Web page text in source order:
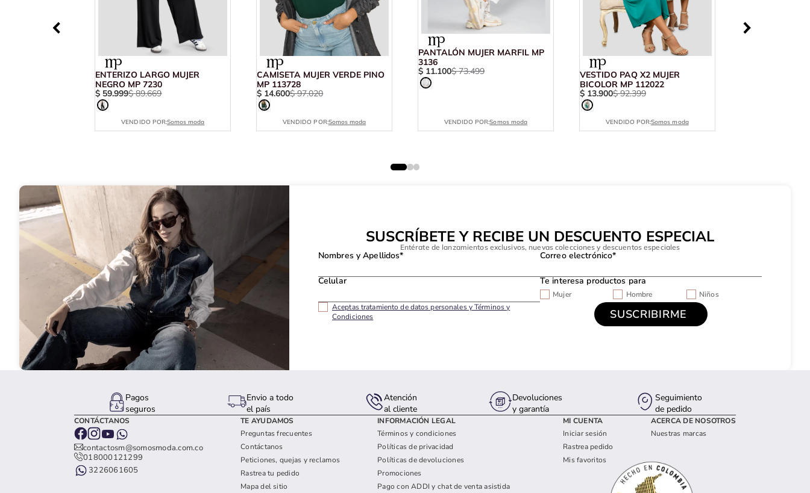
ENTERIZO LARGO MUJER
NEGRO MP 7230
$ 59.999$ 89.669
VENDIDO POR:Somos moda
CAMISETA MUJER VERDE PINO
MP 113728
$ 14.600$ 97.020
VENDIDO POR:Somos moda
PANTALÓN MUJER MARFIL MP
3136
$ 11.100$ 73.499
VENDIDO POR:Somos moda
VESTIDO PAQ X2 MUJER
BICOLOR MP 112022
$ 13.900$ 92.399
VENDIDO POR:Somos moda
SUSCRÍBETE Y RECIBE UN DESCUENTO ESPECIAL
Entérate de lanzamientos exclusivos, nuevas colecciones y descuentos especiales
Nombres y Apellidos* Correo electrónico*
Celular Te interesa productos para
Mujer Hombre
Niños
Aceptas tratamiento de datos personales y Términos y
Condiciones
Pagos
seguros
Envio a todo
el país
Atención
al cliente
Devoluciones
y garantía
Seguimiento
de pedido
CONTÁCTANOS
contactosm@somosmoda.com.co
018000121299
3226061605
TE AYUDAMOS
Preguntas frecuentes
Contáctanos
Peticiones, quejas y reclamos
Rastrea tu pedido
Mapa del sitio
INFORMACIÓN LEGAL
Términos y condiciones
Políticas de privacidad
Políticas de devoluciones
Promociones
Pago con ADDI y chat de venta asistida
MI CUENTA
Iniciar sesión
Rastrea pedido
Mis favoritos
ACERCA DE NOSOTROS
Nuestras marcas